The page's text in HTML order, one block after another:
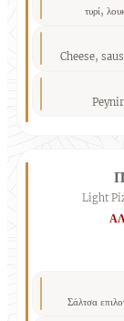
τυρί,
Cheese,
Light
Σάλτσα